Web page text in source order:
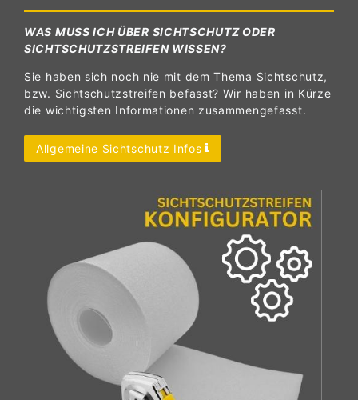
WAS MUSS ICH ÜBER SICHTSCHUTZ ODER
SICHTSCHUTZSTREIFEN WISSEN?
Sie haben sich noch nie mit dem Thema Sichtschutz,
bzw. Sichtschutzstreifen befasst? Wir haben in Kürze
die wichtigsten Informationen zusammengefasst.
Allgemeine Sichtschutz Infos